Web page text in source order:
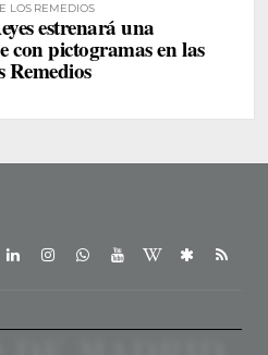
LOS REMEDIOS
estrenará una
con pictogramas en las
Remedios